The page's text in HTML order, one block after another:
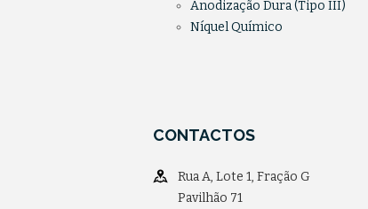
Anodização Dura (Tipo III)
Níquel Químico
CONTACTOS
Rua A, Lote 1, Fração G
Pavilhão 71